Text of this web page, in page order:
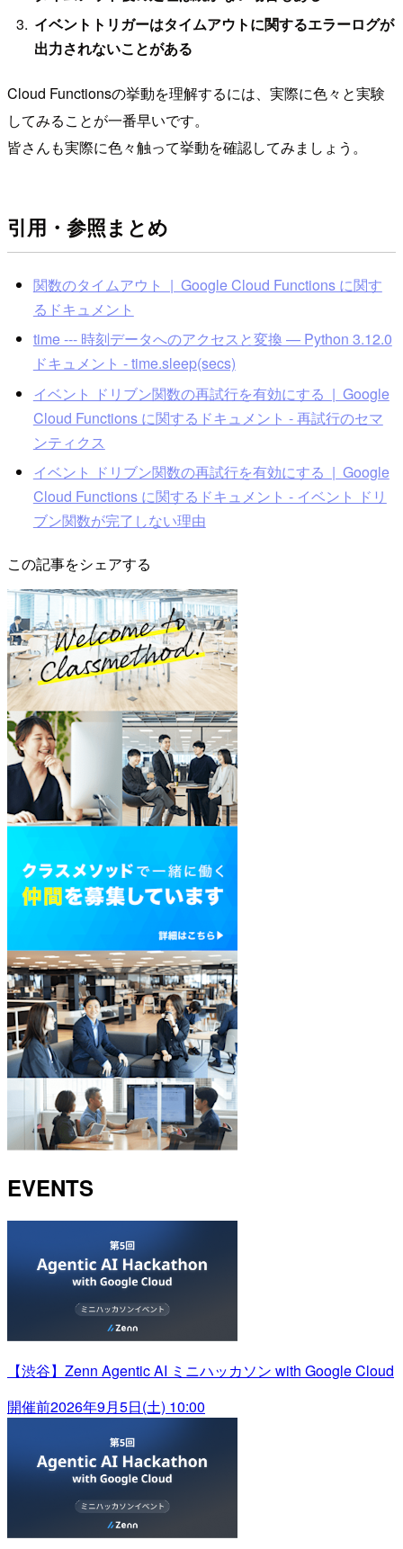
イベントトリガーはタイムアウトに関するエラーログが
出力されないことがある
Cloud Functionsの挙動を理解するには、実際に色々と実験
してみることが一番早いです。
皆さんも実際に色々触って挙動を確認してみましょう。
引用・参照まとめ
関数のタイムアウト | Google Cloud Functions に関す
るドキュメント
time --- 時刻データへのアクセスと変換 — Python 3.12.0
ドキュメント - time.sleep(secs)
イベント ドリブン関数の再試行を有効にする | Google
Cloud Functions に関するドキュメント - 再試行のセマ
ンティクス
イベント ドリブン関数の再試行を有効にする | Google
Cloud Functions に関するドキュメント - イベント ドリ
ブン関数が完了しない理由
この記事をシェアする
EVENTS
【渋谷】Zenn Agentic AI ミニハッカソン with Google Cloud
開催前2026年9月5日(土) 10:00